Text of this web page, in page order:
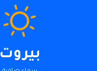
بيروت